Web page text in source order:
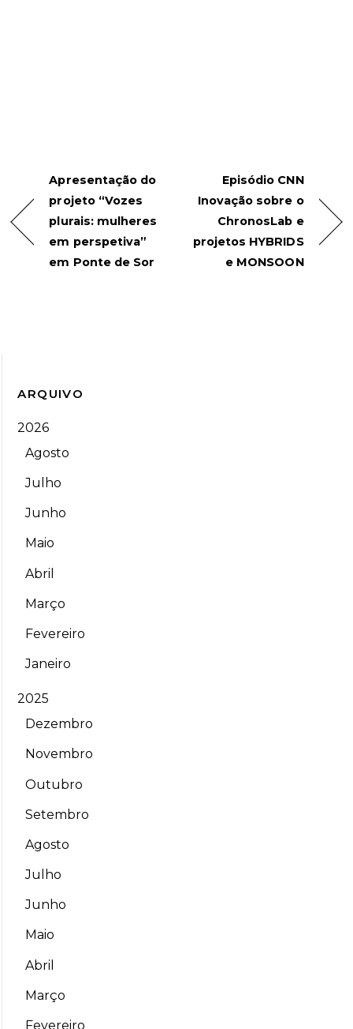
Apresentação do
projeto “Vozes
plurais: mulheres
em perspetiva”
em Ponte de Sor
Episódio CNN
Inovação sobre o
ChronosLab e
projetos HYBRIDS
e MONSOON
ARQUIVO
2026
Agosto
Julho
Junho
Maio
Abril
Março
Fevereiro
Janeiro
2025
Dezembro
Novembro
Outubro
Setembro
Agosto
Julho
Junho
Maio
Abril
Março
Fevereiro